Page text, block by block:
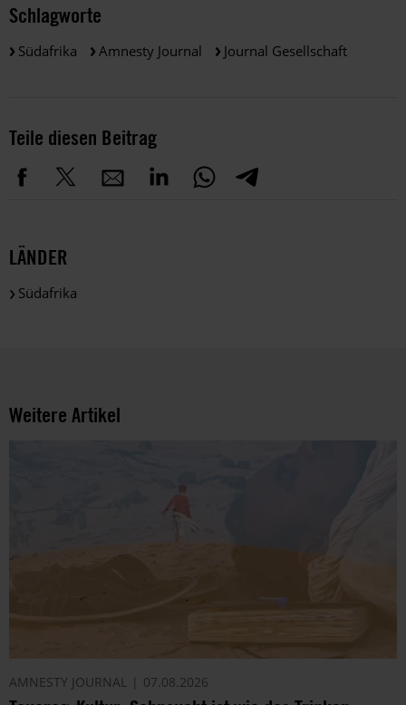
Schlagworte
Südafrika Amnesty Journal Journal Gesellschaft
Teile diesen Beitrag
LÄNDER
Südafrika
Weitere Artikel
AMNESTY JOURNAL 07.08.2026